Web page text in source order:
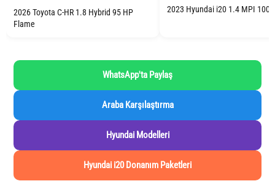
2026 Toyota C-HR 1.8 Hybrid 95 HP
Flame
2023 Hyundai i20 1.4 MPI 100
WhatsApp'ta Paylaş
Araba Karşılaştırma
Hyundai Modelleri
Hyundai i20 Donanım Paketleri